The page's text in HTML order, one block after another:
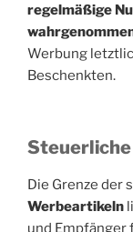
regelmäßige
Werbung
Beschenkten.
Die Grenze der
Werbeartikeln
und